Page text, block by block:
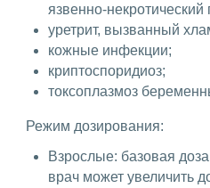
язвенно-некротический
уретрит, вызванный
кожные инфекции;
криптоспоридиоз;
токсоплазмоз
Режим дозирования:
Взрослые: базовая
врач может увеличить